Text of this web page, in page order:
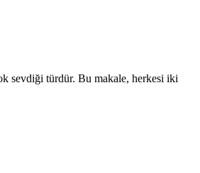
sevdiği türdür. Bu makale, herkesi iki